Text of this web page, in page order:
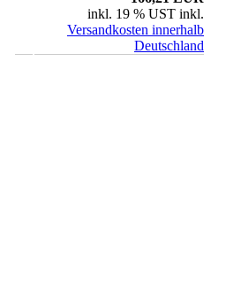
inkl. 19 % UST inkl.
Versandkosten innerhalb
Deutschland